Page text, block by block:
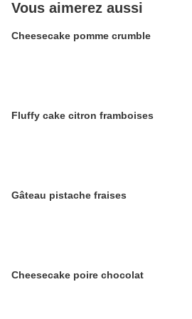
Vous aimerez aussi
Cheesecake pomme crumble
Fluffy cake citron framboises
Gâteau pistache fraises
Cheesecake poire chocolat